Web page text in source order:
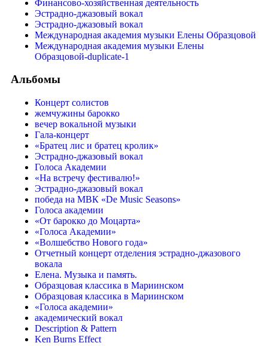
Финансово-хозяйственная деятельность
Эстрадно-джазовый вокал
Эстрадно-джазовый вокал
Международная академия музыки Елены Образцовой
Международная академия музыки Елены
Образцовой-duplicate-1
Альбомы
Концерт солистов
жемчужины барокко
вечер вокальной музыки
Гала-концерт
«Братец лис и братец кролик»
Эстрадно-джазовый вокал
Голоса Академии
«На встречу фестивалю!»
Эстрадно-джазовый вокал
победа на МВК «De Music Seasons»
Голоса академии
«От барокко до Моцарта»
«Голоса Академии»
«Волшебство Нового года»
Отчетный концерт отделения эстрадно-джазового
вокала
Елена. Музыка и память.
Образцовая классика в Мариинском
Образцовая классика в Мариинском
«Голоса академии»
академический вокал
Description & Pattern
Ken Burns Effect